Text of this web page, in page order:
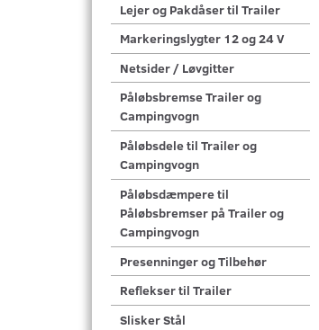
Lejer og Pakdåser til Trailer
Markeringslygter 12 og 24 V
Netsider / Løvgitter
Påløbsbremse Trailer og
Campingvogn
Påløbsdele til Trailer og
Campingvogn
Påløbsdæmpere til
Påløbsbremser på Trailer og
Campingvogn
Presenninger og Tilbehør
Reflekser til Trailer
Slisker Stål